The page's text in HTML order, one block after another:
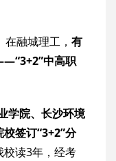
融城理工， 有
中高职
学院、长沙环境
签订“3+2”分
校读3年，经考